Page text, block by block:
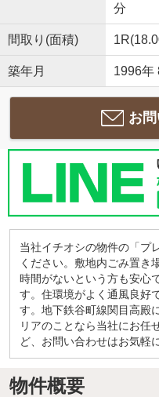
分
間取り(面積)
築年月 1996年
お
当社イチオシの物件の「プ
ください。敷地内ごみ置き
時間がないという方も安心
す。住環境がよく通風良好
す。地下鉄谷町線関目高殿
リアのことなら当社にお任
ど、お問い合わせはお気軽
物件概要